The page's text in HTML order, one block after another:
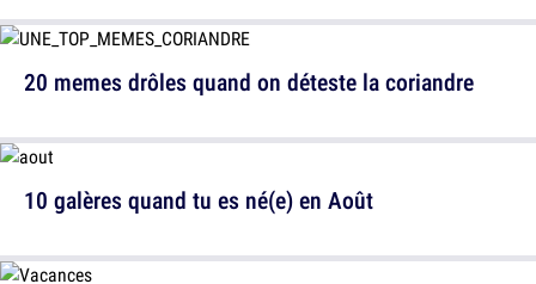
10 galères quand tu es né(e) en Août
20 memes drôles quand on déteste la coriandre